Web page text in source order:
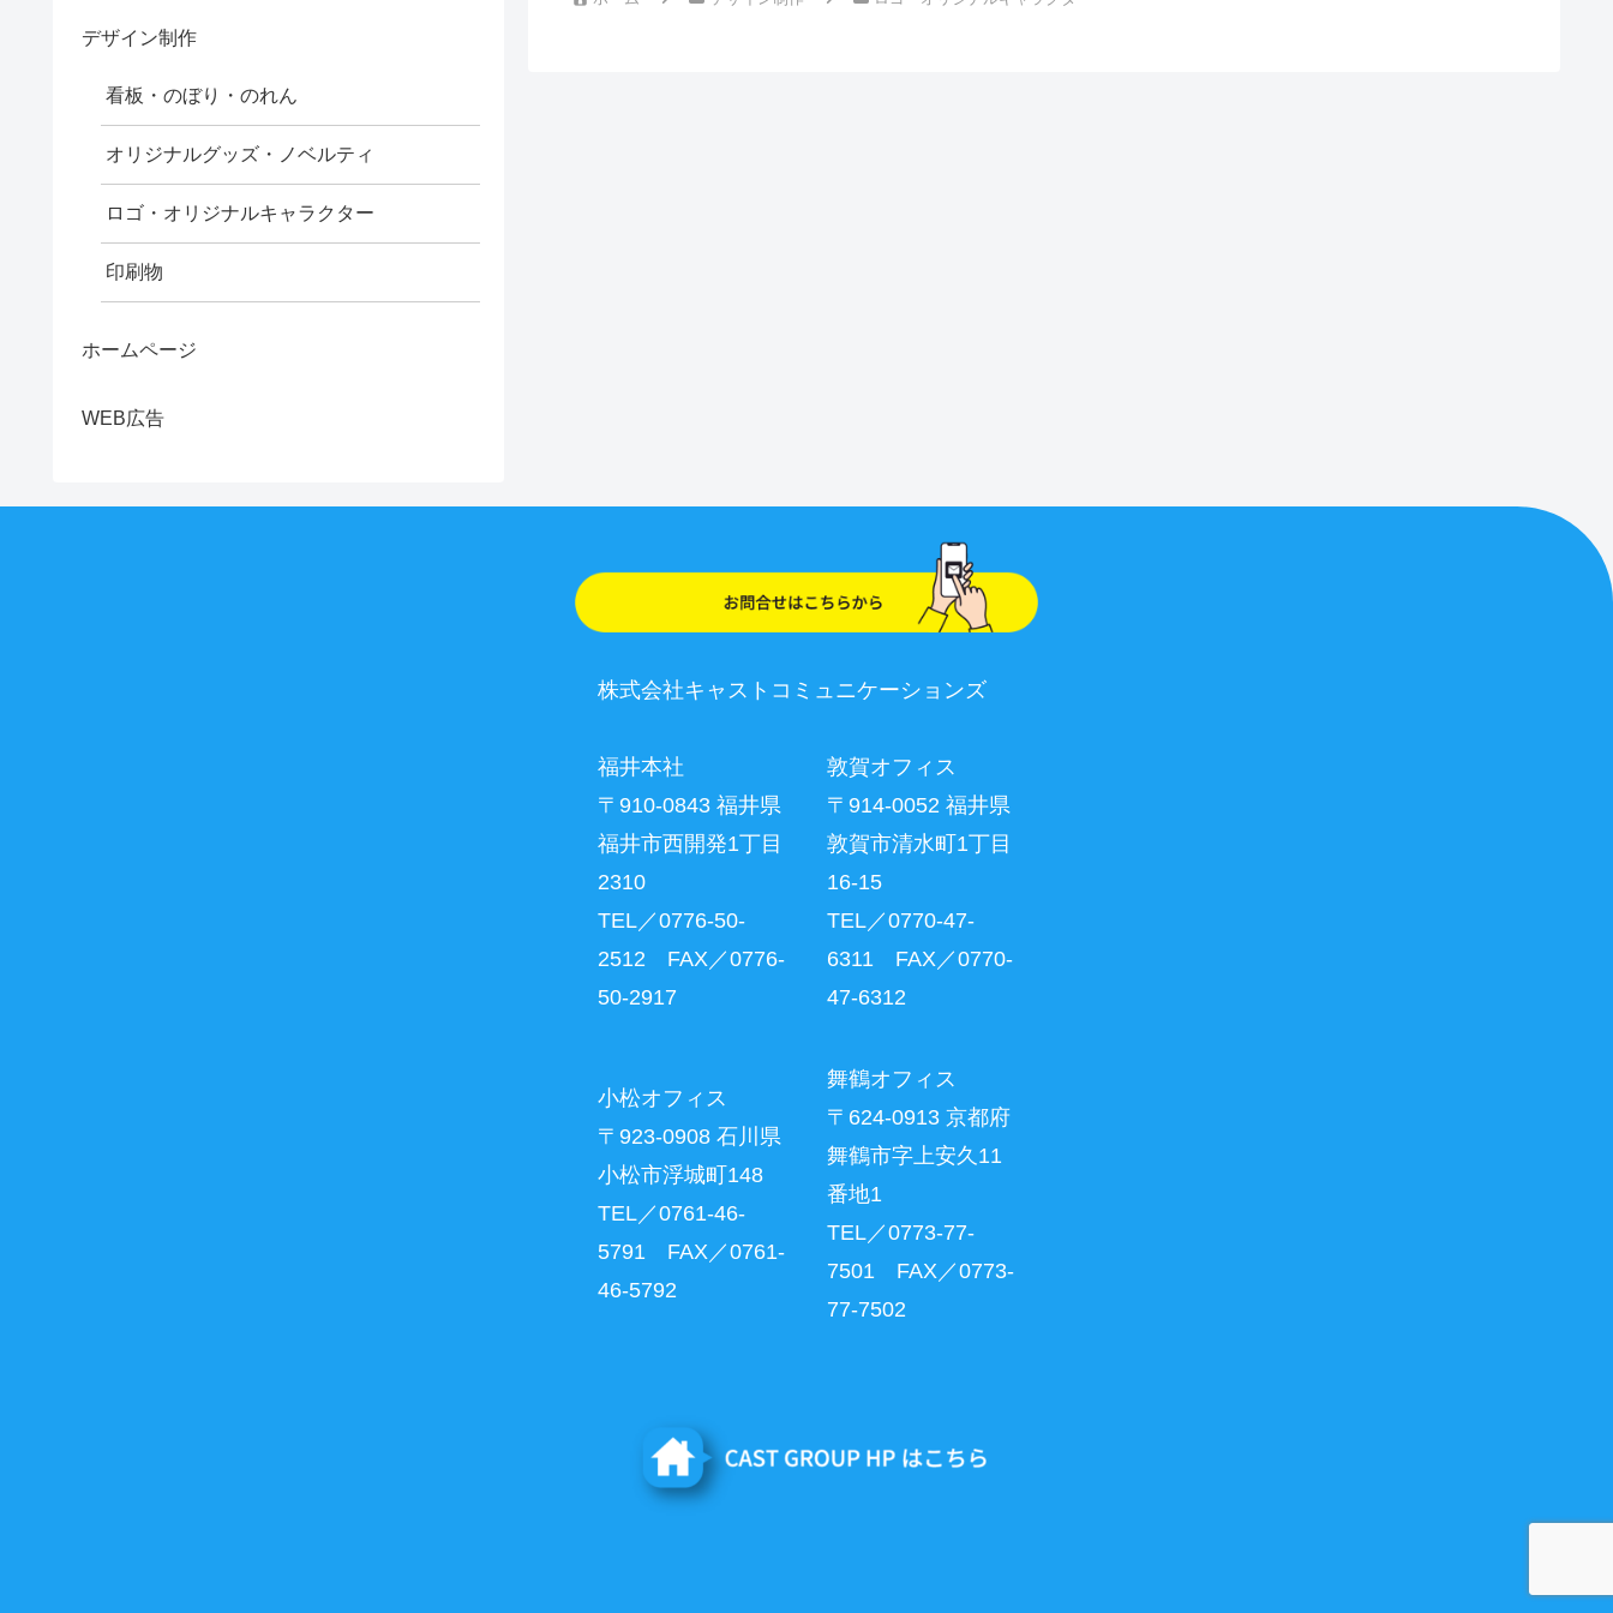
デザイン制作
看板・のぼり・のれん
オリジナルグッズ・ノベルティ
ロゴ・オリジナルキャラクター
印刷物
ホームページ
WEB広告
株式会社キャストコミュニケーションズ
福井本社
〒910-0843 福井県
福井市西開発1丁目
2310
TEL／0776-50-
2512 FAX／0776-
50-2917
敦賀オフィス
〒914-0052 福井県
敦賀市清水町1丁目
16-15
TEL／0770-47-
6311 FAX／0770-
47-6312
小松オフィス
〒923-0908 石川県
小松市浮城町148
TEL／0761-46-
5791 FAX／0761-
46-5792
舞鶴オフィス
〒624-0913 京都府
舞鶴市字上安久11
番地1
TEL／0773-77-
7501 FAX／0773-
77-7502